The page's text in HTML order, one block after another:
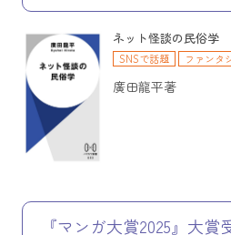
ネット怪談の民俗学
SNSで話題 ファンタ
廣田龍平著
『マンガ大賞2025』大